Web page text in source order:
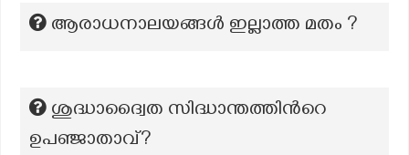
ആരാധനാലയങ്ങൾ ഇല്ലാത്ത മതം ?
ശുദ്ധാദ്വൈത സിദ്ധാന്തത്തിന്‍റെ
ഉപഞ്ജാതാവ്?